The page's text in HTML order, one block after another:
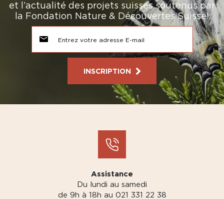
et l’actualité des projets suisses soutenus par
la Fondation Nature & Découvertes Suisse!
INSCRIPTION
Assistance
Du lundi au samedi
de 9h à 18h au 021 331 22 38